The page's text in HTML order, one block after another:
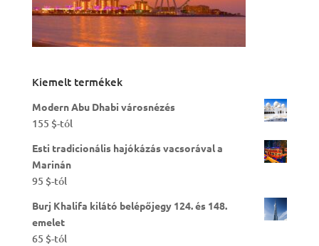
Kiemelt termékek
Modern Abu Dhabi városnézés
155 $-tól
Esti tradicionális hajókázás vacsorával a
Marinán
95 $-tól
Burj Khalifa kilátó belépőjegy 124. és 148.
emelet
65 $-tól